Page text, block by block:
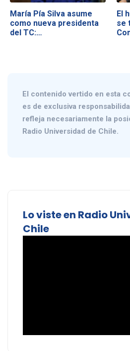
María Pía Silva asume
como nueva presidenta
del TC:…
El
se
El contenido vertido en esta
es de exclusiva
refleja necesariamente la
Radio Universidad de Chile.
Lo viste en Radio
Chile